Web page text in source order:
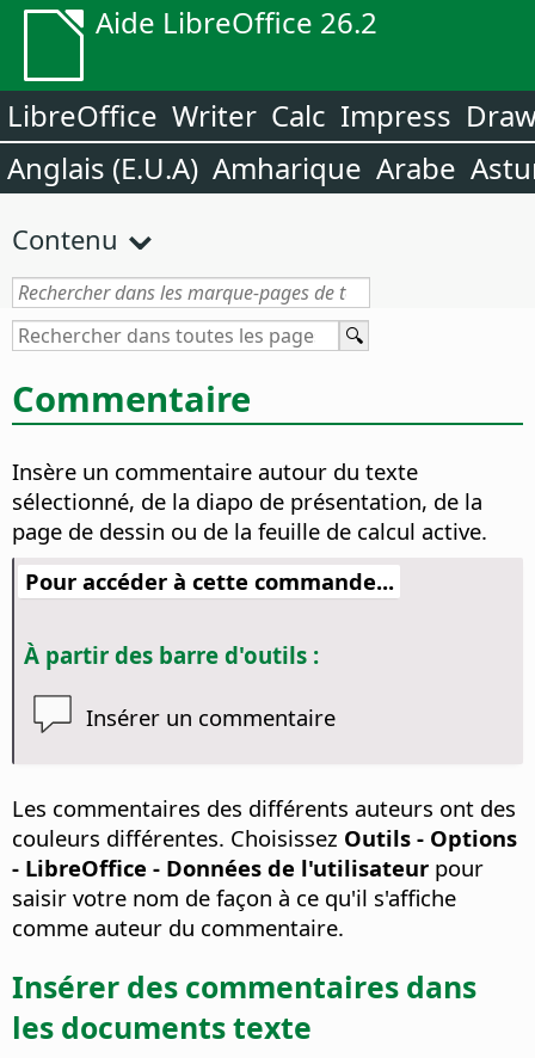
Aide LibreOffice 26.2
LibreOffice Writer Calc Impress
Anglais (E.U.A) Amharique Arabe
Contenu
Commentaire
Insère un commentaire autour du texte
sélectionné, de la diapo de présentation, de la
page de dessin ou de la feuille de calcul active.
Pour accéder à cette commande...
À partir des barre d'outils :
Insérer un commentaire
Les commentaires des différents auteurs ont des
couleurs différentes. Choisissez Outils - Options
- LibreOffice - Données de l'utilisateur pour
saisir votre nom de façon à ce qu'il s'affiche
comme auteur du commentaire.
Insérer des commentaires dans
les documents texte